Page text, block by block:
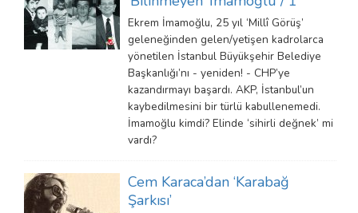
Ekrem İmamoğlu, 25 yıl ‘Millî Görüş’
geleneğinden gelen/yetişen kadrolarca
yönetilen İstanbul Büyükşehir Belediye
Başkanlığı’nı - yeniden! - CHP’ye
kazandırmayı başardı. AKP, İstanbul’un
kaybedilmesini bir türlü kabullenemedi.
İmamoğlu kimdi? Elinde ‘sihirli değnek’ mi
vardı?
Cem Karaca’dan ‘Karabağ
Şarkısı’